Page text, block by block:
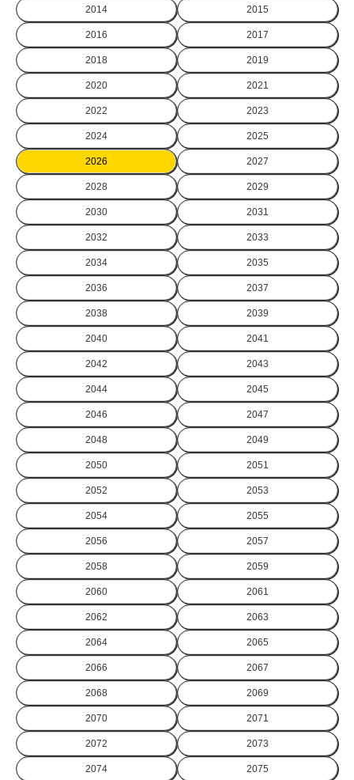
2014 2015
2016 2017
2018 2019
2020 2021
2022 2023
2024 2025
2026 2027
2028 2029
2030 2031
2032 2033
2034 2035
2036 2037
2038 2039
2040 2041
2042 2043
2044 2045
2046 2047
2048 2049
2050 2051
2052 2053
2054 2055
2056 2057
2058 2059
2060 2061
2062 2063
2064 2065
2066 2067
2068 2069
2070 2071
2072 2073
2074 2075